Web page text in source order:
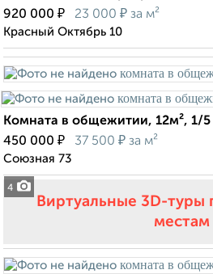
920 000 ₽ 23 000 ₽ за м²
Красный Октябрь 10
4
Комната в общежитии, 12м², 1/
450 000 ₽ 37 500 ₽ за м²
Союзная 73
Виртуальные 3D-
местам